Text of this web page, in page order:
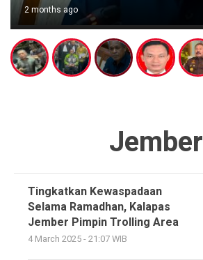
2 months ago
Jember
Tingkatkan Kewaspadaan
Selama Ramadhan, Kalapas
Jember Pimpin Trolling Area
4 March 2025 - 21:07 WIB